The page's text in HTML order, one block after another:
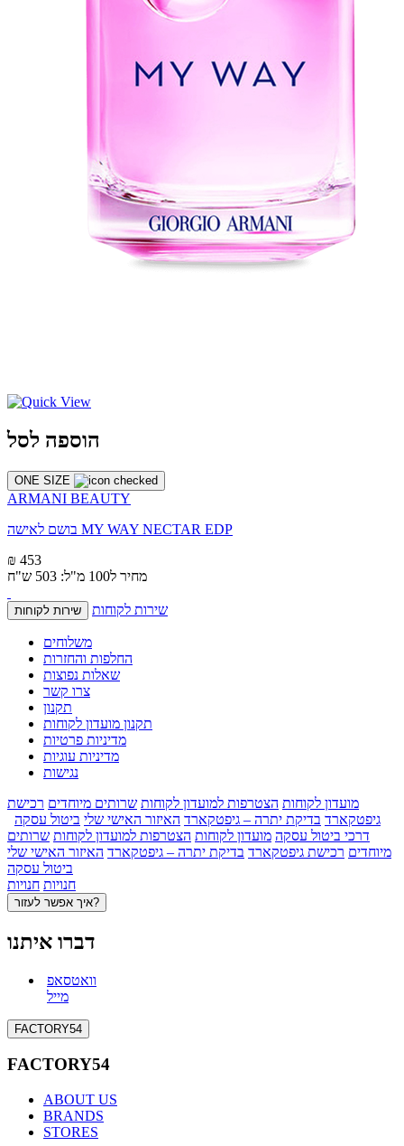
הוספה לסל
ONE SIZE
ARMANI BEAUTY
בושם לאישה MY WAY NECTAR EDP
₪ 453
מחיר ל100 מ"ל: 503 ש"ח
שירות לקוחות שירות לקוחות
משלוחים
החלפות והחזרות
שאלות נפוצות
צרו קשר
תקנון
תקנון מועדון לקוחות
מדיניות פרטיות
מדיניות עוגיות
נגישות
מועדון לקוחות הצטרפות למועדון לקוחות שרותים מיוחדים רכישת
גיפטקארד בדיקת יתרה – גיפטקארד האיזור האישי שלי ביטול עסקה
דרכי ביטול עסקה מועדון לקוחות הצטרפות למועדון לקוחות שרותים
מיוחדים רכישת גיפטקארד בדיקת יתרה – גיפטקארד האיזור האישי שלי
ביטול עסקה
חנויות חנויות
איך אפשר לעזור?
דברו איתנו
וואטסאפ
מייל
FACTORY54
FACTORY54
ABOUT US
BRANDS
STORES